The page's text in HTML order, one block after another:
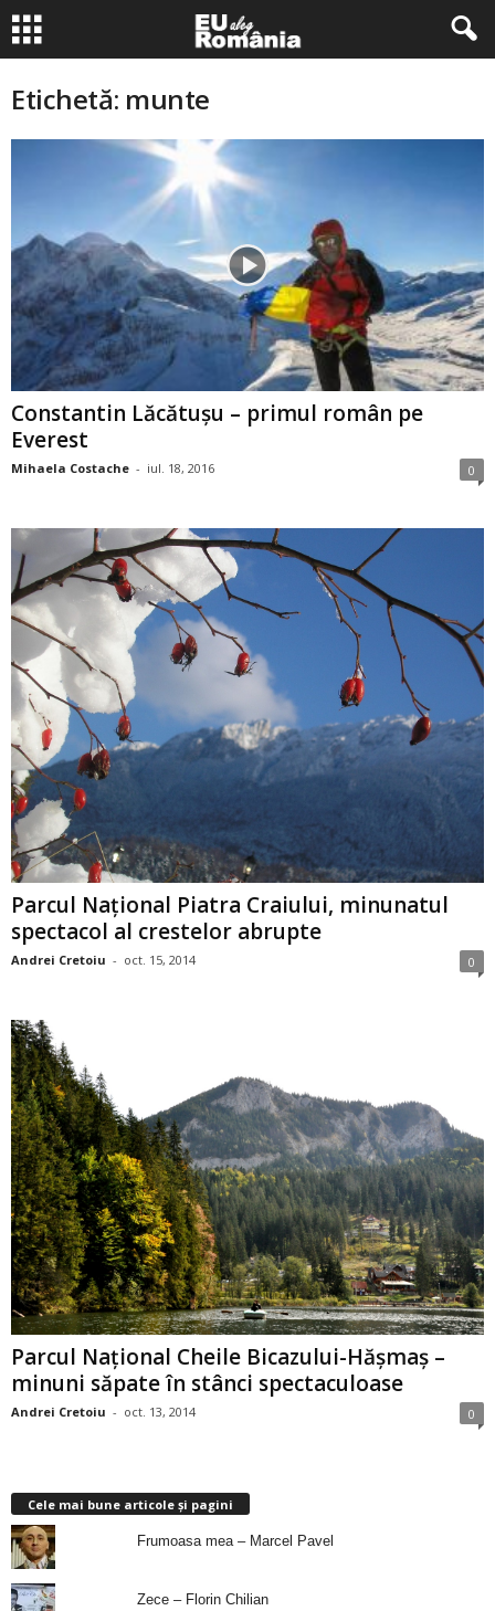
Etichetă: munte
Constantin Lăcătuşu – primul român pe
Everest
Mihaela Costache - iul. 18, 2016 0
Parcul Naţional Piatra Craiului, minunatul
spectacol al crestelor abrupte
Andrei Cretoiu - oct. 15, 2014 0
Parcul Național Cheile Bicazului-Hășmaș –
minuni săpate în stânci spectaculoase
Andrei Cretoiu - oct. 13, 2014 0
Cele mai bune articole și pagini
Frumoasa mea – Marcel Pavel
Zece – Florin Chilian